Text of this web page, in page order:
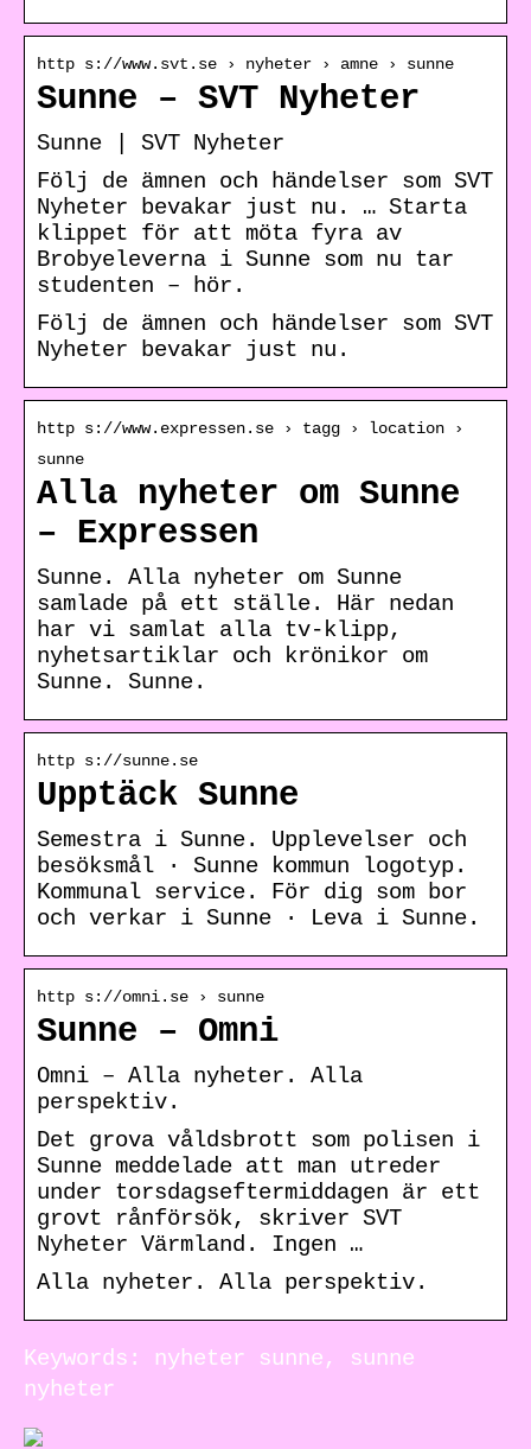
http s://www.svt.se › nyheter › amne › sunne
Sunne – SVT Nyheter
Sunne | SVT Nyheter
Följ de ämnen och händelser som SVT
Nyheter bevakar just nu. … Starta
klippet för att möta fyra av
Brobyeleverna i Sunne som nu tar
studenten – hör.
Följ de ämnen och händelser som SVT
Nyheter bevakar just nu.
http s://www.expressen.se › tagg › location ›
sunne
Alla nyheter om Sunne
– Expressen
Sunne. Alla nyheter om Sunne
samlade på ett ställe. Här nedan
har vi samlat alla tv-klipp,
nyhetsartiklar och krönikor om
Sunne. Sunne.
http s://sunne.se
Upptäck Sunne
Semestra i Sunne. Upplevelser och
besöksmål · Sunne kommun logotyp.
Kommunal service. För dig som bor
och verkar i Sunne · Leva i Sunne.
http s://omni.se › sunne
Sunne – Omni
Omni – Alla nyheter. Alla
perspektiv.
Det grova våldsbrott som polisen i
Sunne meddelade att man utreder
under torsdagseftermiddagen är ett
grovt rånförsök, skriver SVT
Nyheter Värmland. Ingen …
Alla nyheter. Alla perspektiv.
Keywords: nyheter sunne, sunne
nyheter